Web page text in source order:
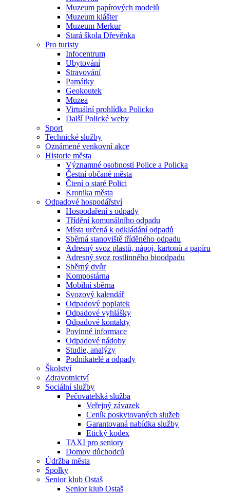
Muzeum papírových modelů
Muzeum klášter
Muzeum Merkur
Stará škola Dřevěnka
Pro turisty
Infocentrum
Ubytování
Stravování
Památky
Geokoutek
Muzea
Virtuální prohlídka Policko
Další Polické weby
Sport
Technické služby
Oznámené venkovní akce
Historie města
Významné osobnosti Police a Policka
Čestní občané města
Čtení o staré Polici
Kronika města
Odpadové hospodářství
Hospodaření s odpady
Třídění komunálního odpadu
Místa určená k odkládání odpadů
Sběrná stanoviště tříděného odpadu
Adresný svoz plastů, nápoj. kartonů a papíru
Adresný svoz rostlinného bioodpadu
Sběrný dvůr
Kompostárna
Mobilní sběrna
Svozový kalendář
Odpadový poplatek
Odpadové vyhlášky
Odpadové kontakty
Povinné informace
Odpadové nádoby
Studie, analýzy
Podnikatelé a odpady
Školství
Zdravotnictví
Sociální služby
Pečovatelská služba
Veřejný závazek
Ceník poskytovaných služeb
Garantovaná nabídka služby
Etický kodex
TAXI pro seniory
Domov důchodců
Údržba města
Spolky
Senior klub Ostaš
Senior klub Ostaš